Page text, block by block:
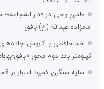
طنینِ وحی در «دارالشجاعه»؛
امامزاده عبدالله (ع) بافق
کیلومتر باند دوم محور «بافق-
سایه سنگین کمبود اعتبار بر